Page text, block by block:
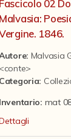
Fascicolo 02
Malvasia:
1846.
Malvasia
<conte>
Categoria:
Inventario: mat